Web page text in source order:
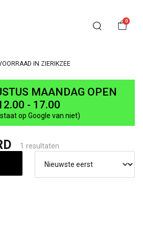
0
IN ZIERIKZEE
MAANDAG OPEN
- 17.00
op Google van niet)
1 resultaten